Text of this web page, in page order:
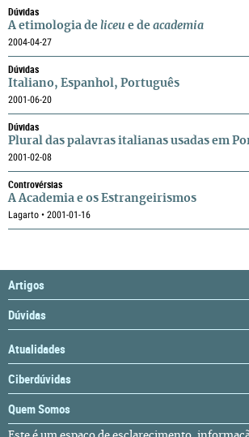
Dúvidas
A etimologia de liceu e de academia
2004-04-27
Dúvidas
Italiano, Espanhol, Português
2001-06-20
Dúvidas
Plural das palavras italianas usadas em
2001-02-08
Controvérsias
A Academia e os Estrangeirismos
Lagarto • 2001-01-16
Artigos
Dúvidas
Atualidades
Ciberdúvidas
Quem Somos